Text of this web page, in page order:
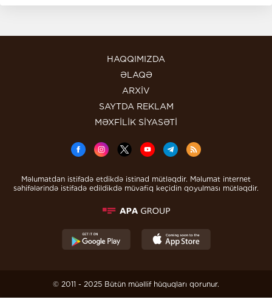
HAQQIMIZDA
ƏLAQƏ
ARXİV
SAYTDA REKLAM
MƏXFİLİK SİYASƏTİ
Məlumatdan istifadə etdikdə istinad mütləqdir. Məlumat internet
səhifələrində istifadə edildikdə müvafiq keçidin qoyulması mütləqdir.
© 2011 - 2025 Bütün müəllif hüquqları qorunur.